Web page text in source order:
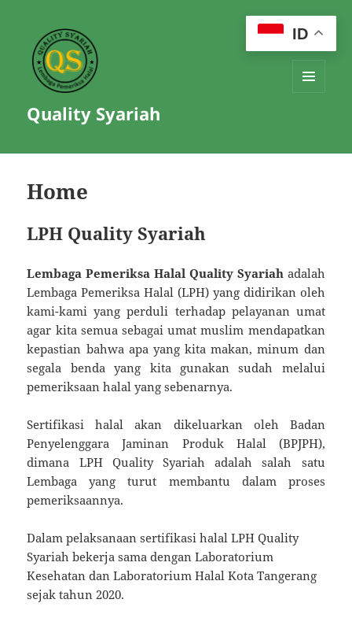
Quality Syariah
Home
LPH Quality Syariah
Lembaga Pemeriksa Halal Quality Syariahadalah
Lembaga Pemeriksa Halal (LPH) yang didirikan oleh
kami-kami yang perduli terhadap pelayanan umat
agar kita semua sebagai umat muslim mendapatkan
kepastian bahwa apa yang kita makan, minum dan
segala benda yang kita gunakan sudah melalui
pemeriksaan halal yang sebenarnya.
Sertifikasi halal akan dikeluarkan oleh Badan
Penyelenggara Jaminan Produk Halal (BPJPH),
dimana LPH Quality Syariah adalah salah satu
Lembaga yang turut membantu dalam proses
pemeriksaannya.
Dalam pelaksanaan sertifikasi halal LPH Quality
Syariah bekerja sama dengan Laboratorium
Kesehatan dan Laboratorium Halal Kota Tangerang
sejak tahun 2020.
ID